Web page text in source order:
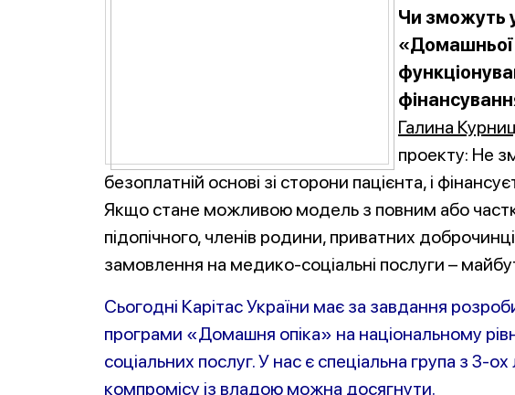
Чи зможуть
«Домашньої
Галина
проекту: Не
безоплатній основі зі сторони пацієнта, і
Якщо стане можливою модель з повним або
підопічного, членів родини, приватних
замовлення на медико-соціальні послуги –
Сьогодні Карітас України має за завдання
програми «Домашня опіка» на національному
соціальних послуг. У нас є спеціальна група з 3-ох
компромісу із владою можна досягнути.